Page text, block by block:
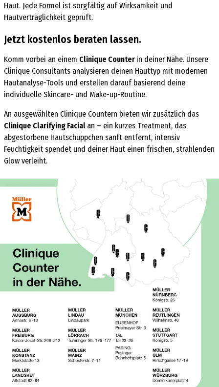
Haut. Jede Formel ist sorgfältig auf Wirksamkeit und
Hautverträglichkeit geprüft.
Jetzt kostenlos beraten lassen.
Komm vorbei an einem Clinique Counter in deiner Nähe. Unsere
Clinique Consultants analysieren deinen Hauttyp mit modernen
Hautanalyse-Tools und erstellen darauf basierend deine
individuelle Skincare- und Make-up-Routine.
An ausgewählten Clinique Countern bieten wir zusätzlich das
Clinique Clarifying Facial an – ein kurzes Treatment, das
abgestorbene Hautschüppchen sanft entfernt, intensiv
Feuchtigkeit spendet und deiner Haut einen frischen, strahlenden
Glow verleiht.